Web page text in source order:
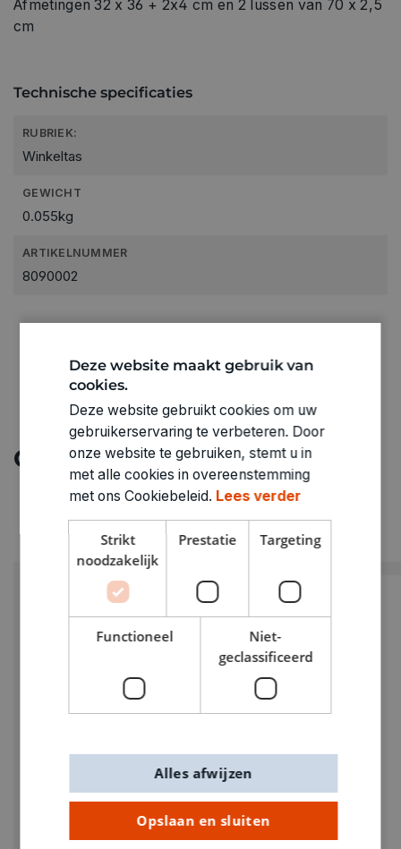
Afmetingen 32 x 36 + 2x4 cm en 2 lussen van 70 x 2,5
cm
Technische specificaties
RUBRIEK:
Winkeltas
GEWICHT
0.055kg
ARTIKELNUMMER
8090002
Ontdek meer
Opplooibare winkeltas De Banier limoen
Deze website maakt gebruik van
cookies.
Deze website gebruikt cookies om uw
gebruikerservaring te verbeteren. Door
onze website te gebruiken, stemt u in
met alle cookies in overeenstemming
met ons Cookiebeleid. Lees verder
Strikt
noodzakelijk
Prestatie Targeting
Functioneel
Niet-
geclassificeerd
Opslaan en sluiten
Alles afwijzen